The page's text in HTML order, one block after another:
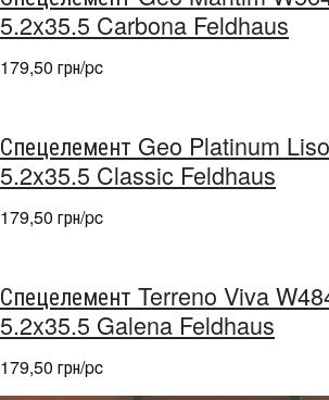
5.2x35.5 Carbona Feldhaus
179,50 грн/pc
Спецелемент Geo Platinum
5.2x35.5 Classic Feldhaus
179,50 грн/pc
Спецелемент Terreno Viva
5.2x35.5 Galena Feldhaus
179,50 грн/pc